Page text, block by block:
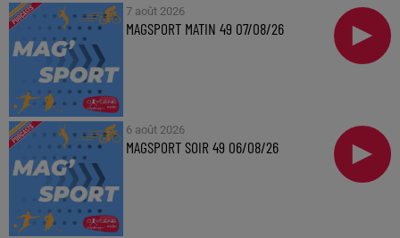
7 août 2026
MAGSPORT MATIN 49 07/08/26
6 août 2026
MAGSPORT SOIR 49 06/08/26